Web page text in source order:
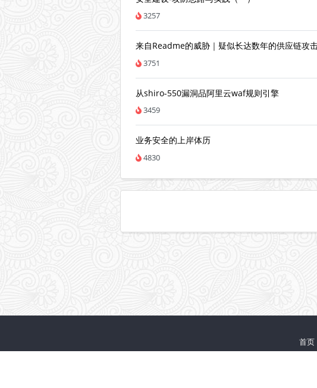
3257
来自Readme的威胁｜疑似长达数年的供应链攻
3751
从shiro-550漏洞品阿里云waf规则引擎
3459
业务安全的上岸体历
4830
首页